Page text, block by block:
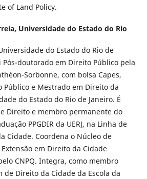
of Land Policy.
Universidade do Estado do Rio
do Estado do Rio de
Pós-doutorado em Direito Público pela
Sorbonne, com bolsa Capes,
Público e Mestrado em Direito da
do Estado do Rio de Janeiro. É
Direito e membro permanente do
PPGDIR da UERJ, na Linha de
Cidade. Coordena o Núcleo de
em Direito da Cidade
CNPQ. Integra, como membro
de Direito da Cidade da Escola da